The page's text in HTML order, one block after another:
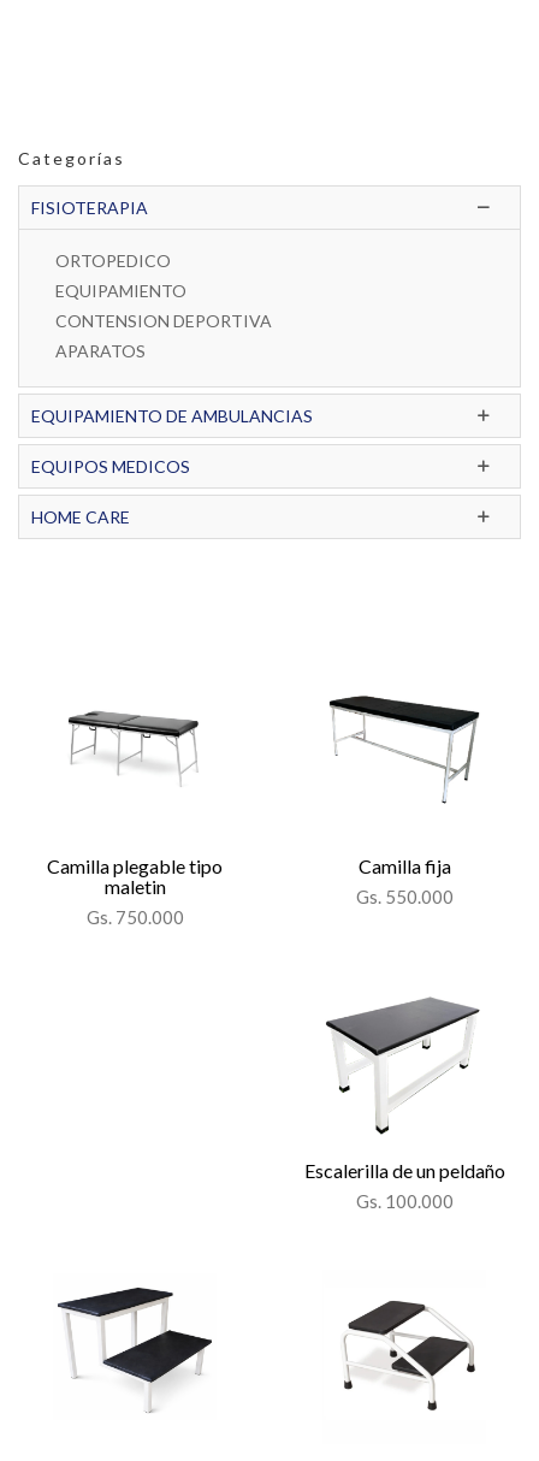
Categorías
FISIOTERAPIA
ORTOPEDICO
EQUIPAMIENTO
CONTENSION DEPORTIVA
APARATOS
EQUIPAMIENTO DE AMBULANCIAS
EQUIPOS MEDICOS
HOME CARE
Camilla plegable tipo
maletin
Gs. 750.000
Camilla fija
Gs. 550.000
Escalerilla de un peldaño
Gs. 100.000